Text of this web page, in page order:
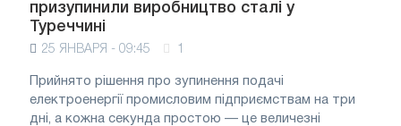
призупинили виробництво сталі у
Туреччині
25 ЯНВАРЯ - 09:45 1
Прийнято рішення про зупинення подачі
електроенергії промисловим підприємствам на три
дні, а кожна секунда простою — це величезні